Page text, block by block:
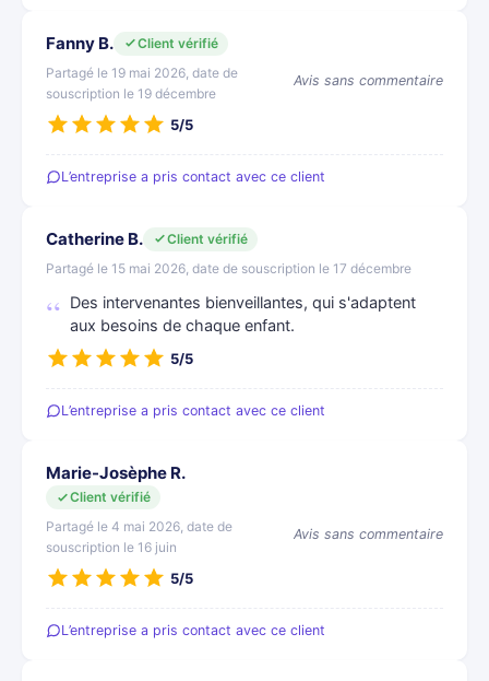
Fanny B.
Client vérifié
Partagé le 19 mai 2026, date de
souscription le 19 décembre
Avis sans commentaire
5/5
L’entreprise a pris contact avec ce client
Catherine B.
Client vérifié
Partagé le 15 mai 2026, date de souscription le 17 décembre
Des intervenantes bienveillantes, qui s'adaptent
aux besoins de chaque enfant.
5/5
L’entreprise a pris contact avec ce client
Marie-Josèphe R.
Client vérifié
Partagé le 4 mai 2026, date de
souscription le 16 juin
Avis sans commentaire
5/5
L’entreprise a pris contact avec ce client